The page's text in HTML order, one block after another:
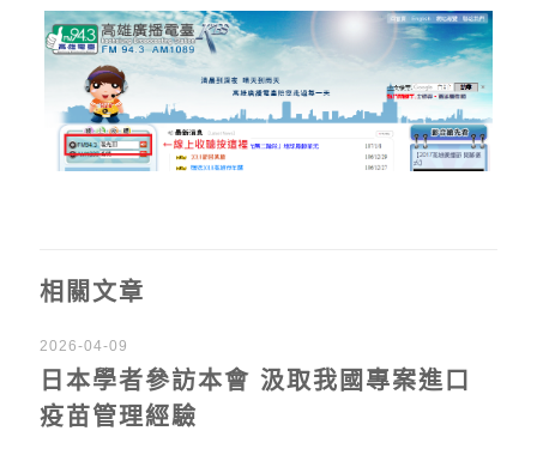
相關文章
2026-04-09
日本學者參訪本會 汲取我國專案進口
疫苗管理經驗